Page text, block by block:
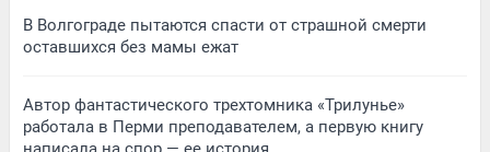
В Волгограде пытаются спасти от страшной смерти
оставшихся без мамы ежат
Автор фантастического трехтомника «Трилунье»
работала в Перми преподавателем, а первую книгу